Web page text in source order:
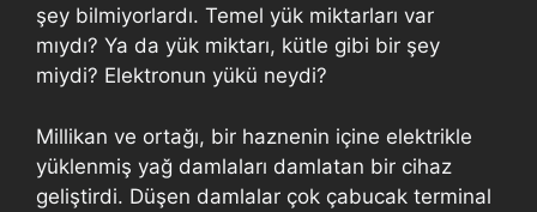
şey bilmiyorlardı. Temel yük miktarları var
mıydı? Ya da yük miktarı, kütle gibi bir şey
miydi? Elektronun yükü neydi?
Millikan ve ortağı, bir haznenin içine elektrikle
yüklenmiş yağ damlaları damlatan bir cihaz
geliştirdi. Düşen damlalar çok çabucak terminal